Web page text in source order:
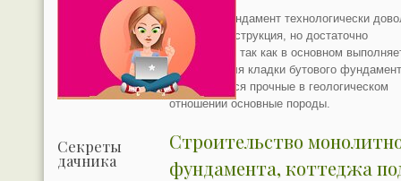
Бутовый фундамент технологически
прочная конструкция, но достаточно
трудоёмкая, так как в основном
вручную. Для кладки бутового
используются прочные в геологическом
отношении основные породы.
Строительство
фундамента, коттеджа
Секреты
дачника